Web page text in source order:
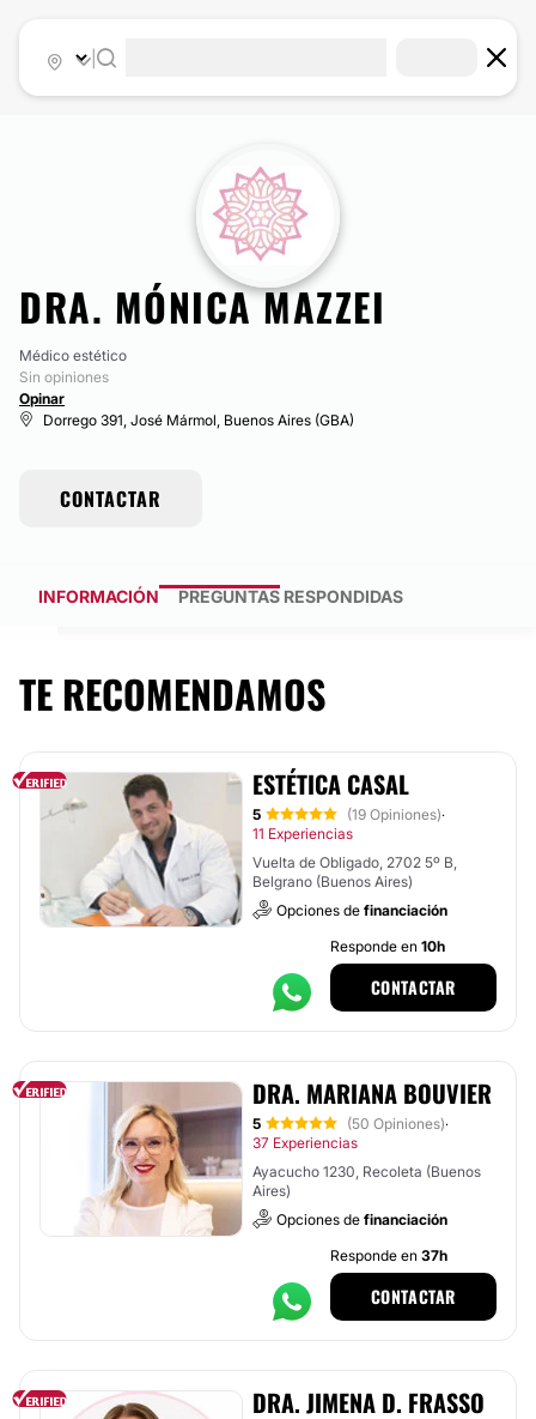
DRA. MÓNICA MAZZEI
Médico estético
Sin opiniones
Opinar
Dorrego 391, José Mármol, Buenos Aires (GBA)
CONTACTAR
INFORMACIÓN PREGUNTAS RESPONDIDAS
TE RECOMENDAMOS
ESTÉTICA CASAL
5 (19 Opiniones)·
11 Experiencias
Vuelta de Obligado, 2702 5º B,
Belgrano (Buenos Aires)
Opciones de financiación
Responde en 10h
CONTACTAR
DRA. MARIANA BOUVIER
5 (50 Opiniones)·
37 Experiencias
Ayacucho 1230, Recoleta (Buenos
Aires)
Opciones de financiación
Responde en 37h
CONTACTAR
DRA. JIMENA D. FRASSO